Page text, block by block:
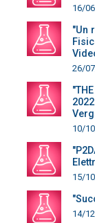
16/
"Un
26/
10/
15/
14/